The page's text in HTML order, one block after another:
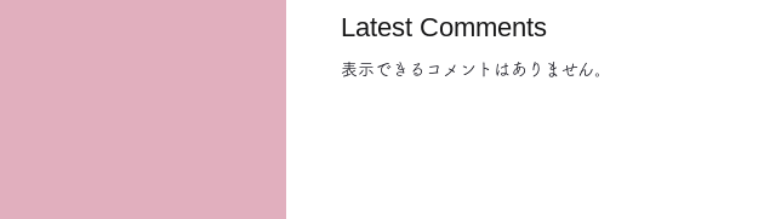
Latest Comments
表示できるコメントはありません。